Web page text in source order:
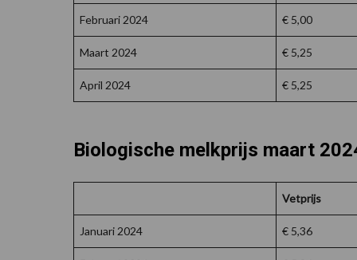
Februari 2024 € 5,00
Maart 2024 € 5,25
April 2024 € 5,25
Biologische melkprijs maart
Vetprijs
Januari 2024 € 5,36